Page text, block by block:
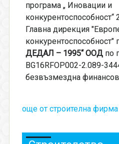
програма „ Иновации и
конкурентоспособност“
Главна дирекция
конкурентоспособност"
ДЕДАЛ – 1995“ ООДпо
BG16RFOP002-2.089-
безвъзмездна
още от строителна